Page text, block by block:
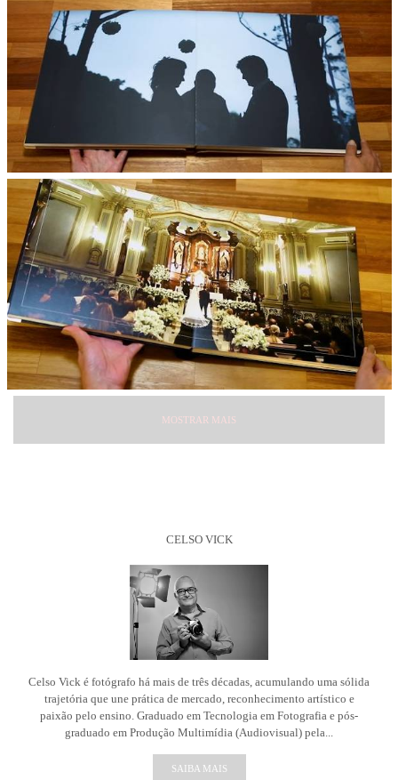
MOSTRAR MAIS
CELSO VICK
Celso Vick é fotógrafo há mais de três décadas, acumulando uma sólida
trajetória que une prática de mercado, reconhecimento artístico e
paixão pelo ensino. Graduado em Tecnologia em Fotografia e pós-
graduado em Produção Multimídia (Audiovisual) pela...
SAIBA MAIS